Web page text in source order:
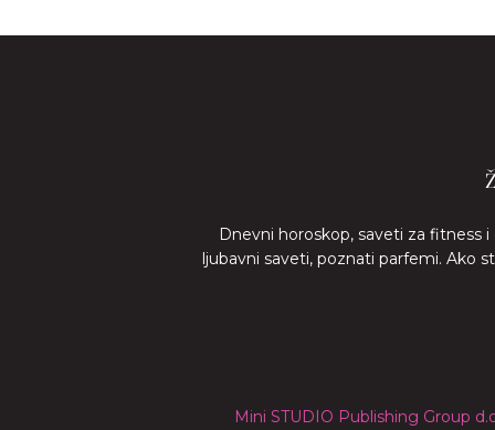
Dnevni horoskop, saveti za fitness
ljubavni saveti, poznati parfemi. Ako
Mini STUDIO Publishing Group